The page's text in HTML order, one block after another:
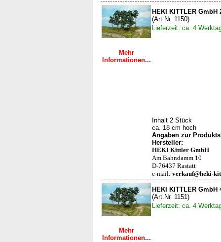
Mehr
Informationen...
HEKI KITTLER GmbH
(Art.Nr. 1150)
Lieferzeit: ca. 4
Inhalt 2 Stück
ca. 18 cm hoch
Angaben zur
Hersteller:
HEKI Kittler GmbH
Am Bahndamm 10
D-76437 Rastatt
e-mail: verkauf@heki-
Mehr
Informationen...
HEKI KITTLER GmbH
(Art.Nr. 1151)
Lieferzeit: ca. 4